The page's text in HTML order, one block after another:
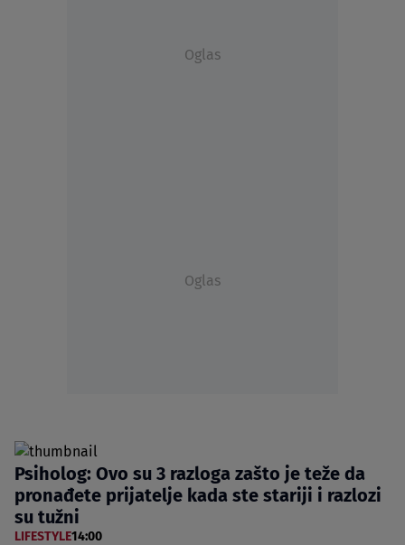
Oglas
Oglas
Psiholog: Ovo su 3 razloga zašto je teže da
pronađete prijatelje kada ste stariji i razlozi
su tužni
LIFESTYLE14:00